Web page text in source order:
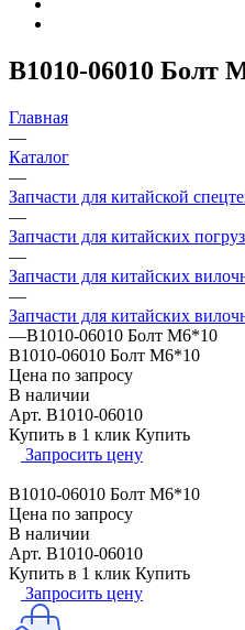
B1010-06010 Болт
Главная
—
Каталог
—
Запчасти для китайской
—
Запчасти для китайских
—
Запчасти для китайских
—
Запчасти для китайских
—B1010-06010 Болт M6*10
B1010-06010 Болт M6*10
Цена по запросу
В наличии
Арт. B1010-06010
Купить в 1 клик Купить
Запросить цену
B1010-06010 Болт M6*10
Цена по запросу
В наличии
Арт. B1010-06010
Купить в 1 клик Купить
Запросить цену